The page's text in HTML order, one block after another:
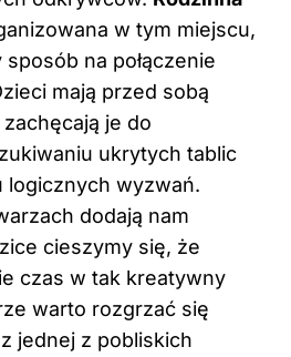
w tym miejscu,
na połączenie
mają przed sobą
je do
ukrytych tablic
logicznych wyzwań.
dodają nam
cieszymy się, że
czas w tak kreatywny
warto rozgrzać się
jednej z pobliskich